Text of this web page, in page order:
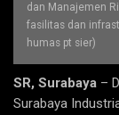
dan Manajemen
fasilitas dan
humas pt sier)
SR, Surabaya –
Surabaya